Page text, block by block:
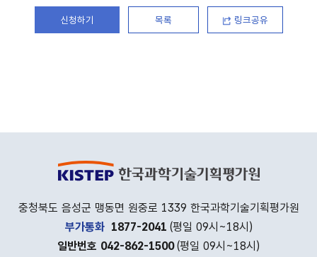
신청하기 목록 링크공유
충청북도 음성군 맹동면 원중로 1339 한국과학기술기획평가원
부가통화 1877-2041 (평일 09시~18시)
일반번호 042-862-1500 (평일 09시~18시)